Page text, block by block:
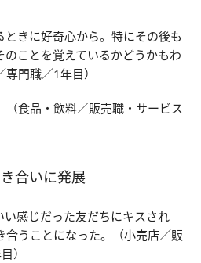
きに好奇心から。特にその後も
のことを覚えているかどうかもわ
門職／1年目）
（食品・飲料／販売職・サービス
合いに発展
い感じだった友だちにキスされ
合うことになった。（小売店／販
）